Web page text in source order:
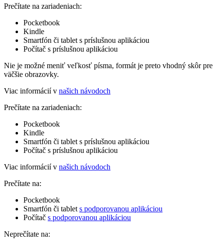
Prečítate na zariadeniach:
Pocketbook
Kindle
Smartfón či tablet s príslušnou aplikáciou
Počítač s príslušnou aplikáciou
Nie je možné meniť veľkosť písma, formát je preto vhodný skôr pre
väčšie obrazovky.
Viac informácií v našich návodoch
Prečítate na zariadeniach:
Pocketbook
Kindle
Smartfón či tablet s príslušnou aplikáciou
Počítač s príslušnou aplikáciou
Viac informácií v našich návodoch
Prečítate na:
Pocketbook
Smartfón či tablet s podporovanou aplikáciou
Počítač s podporovanou aplikáciou
Neprečítate na: